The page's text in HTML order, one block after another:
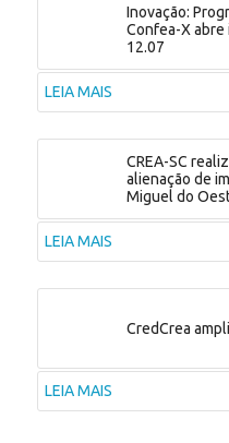
Inovação:
Confea-X
12.07
LEIA MAIS
CREA-SC
alienação de
Miguel do
LEIA MAIS
CredCrea
LEIA MAIS